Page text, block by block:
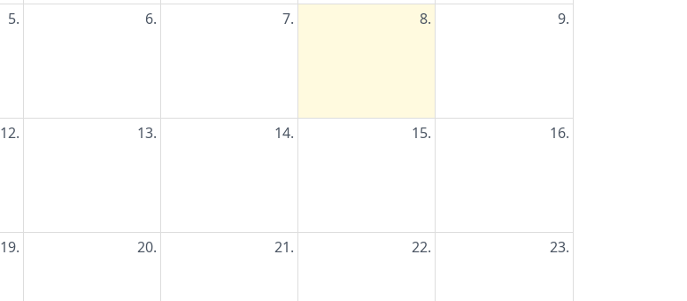
5. 6. 7. 8. 9.
12. 13. 14. 15. 16.
19. 20. 21. 22. 23.